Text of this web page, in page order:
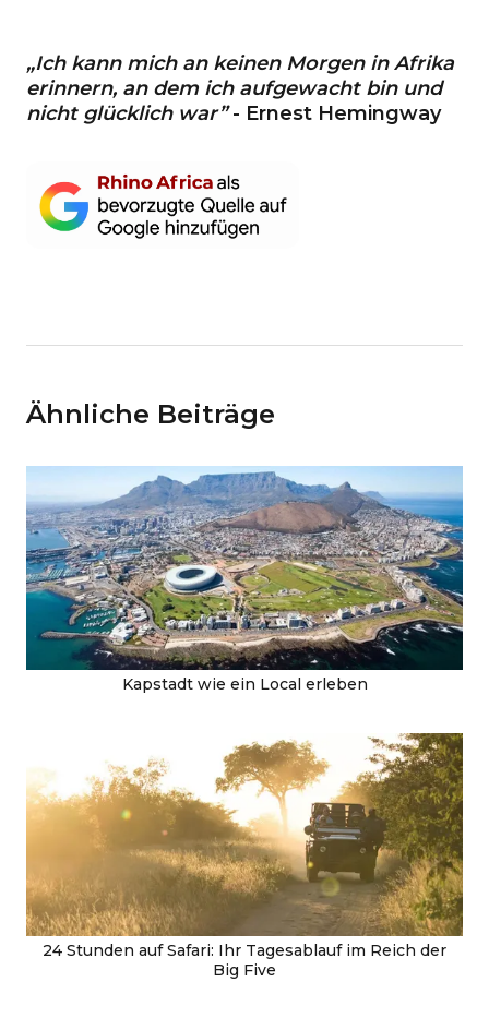
„Ich kann mich an keinen Morgen in Afrika
erinnern, an dem ich aufgewacht bin und
nicht glücklich war”- Ernest Hemingway
Ähnliche Beiträge
Kapstadt wie ein Local erleben
24 Stunden auf Safari: Ihr Tagesablauf im Reich der
Big Five